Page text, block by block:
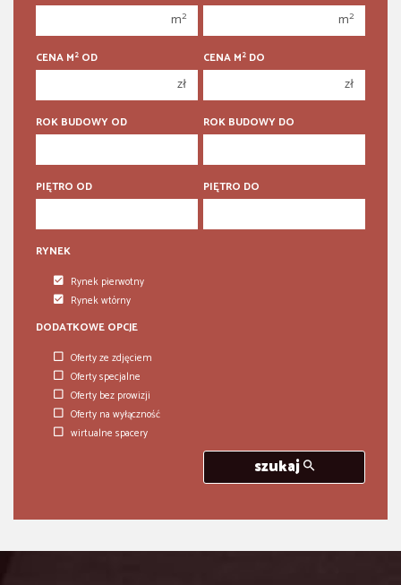
2 pokoje
3 pokoje
4 pokoje
6 pokoi
2 pokoje
3 pokoje
4 pokoje
6 pokoi
m2 m2
CENA M2 OD
zł
CENA M2 DO
zł
ROK BUDOWY OD ROK BUDOWY DO
PIĘTRO OD PIĘTRO DO
RYNEK
Rynek pierwotny
Rynek wtórny
DODATKOWE OPCJE
Oferty ze zdjęciem
Oferty specjalne
Oferty bez prowizji
Oferty na wyłączność
wirtualne spacery
szukaj